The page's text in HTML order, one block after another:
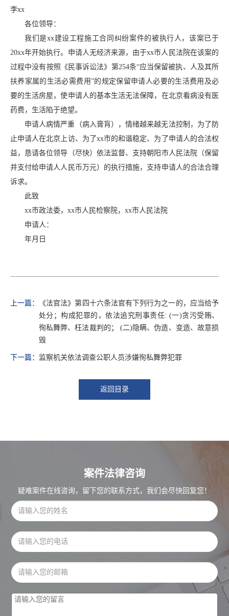
李xx
各位领导：
我们是xx建设工程施工合同纠纷案件的被执行人，该案已于
20xx年开始执行。申请人无经济来源，由于xx市人民法院在该案的
过程中没有按照《民事诉讼法》第254条“应当保留被执、人及其所
扶养家属的生活必需费用”的规定保留申请人必要的生活费用及必
要的生活房屋，使申请人的基本生活无法保障，在北京看病没有医
药费，生活陷于绝望。
申请人病情严重（病入膏肓），情绪越来越无法控制，为了防
止申请人在北京上访、为了xx市的和谐稳定、为了申请人的合法权
益，恳请各位领导（尽快）依法监督、支持朝阳市人民法院（保留
并支付给申请人人民币万元）的执行措施，支持申请人的合法合理
诉求。
此致
xx市政法委，xx市人民检察院，xx市人民法院
申请人：
年月日
上一篇：
《法官法》第四十六条法官有下列行为之一的，应当给予
处分；构成犯罪的，依法追究刑事责任: (一)贪污受贿、
徇私舞弊、枉法裁判的； (二)隐瞒、伪造、变造、故意损
毁
下一篇： 监察机关依法调查公职人员涉嫌徇私舞弊犯罪
返回目录
案件法律咨询
疑难案件在线咨询，留下您的联系方式，我们会尽快回复您！